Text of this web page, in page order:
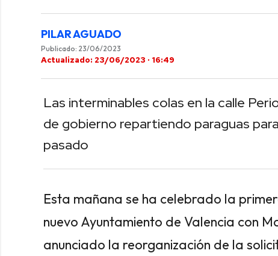
minute,
secondsVolume
0%
PILAR AGUADO
Publicado: 23/06/2023
Actualizado: 23/06/2023 · 16:49
Las interminables colas en la calle
de gobierno repartiendo paraguas
pasado
Esta mañana se ha celebrado la
nuevo Ayuntamiento de Valencia con
anunciado la reorganización de la